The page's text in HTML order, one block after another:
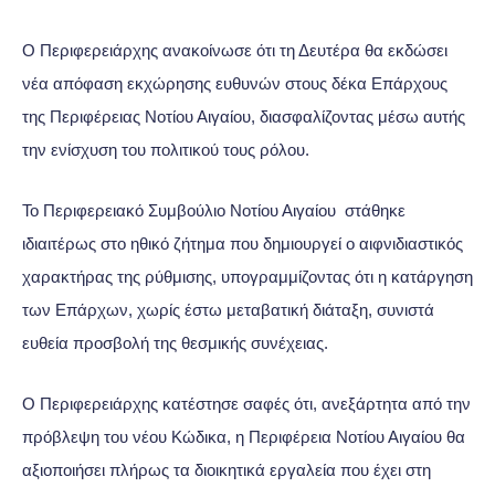
Ο Περιφερειάρχης ανακοίνωσε ότι τη Δευτέρα θα εκδώσει
νέα απόφαση εκχώρησης ευθυνών στους δέκα Επάρχους
της Περιφέρειας Νοτίου Αιγαίου, διασφαλίζοντας μέσω αυτής
την ενίσχυση του πολιτικού τους ρόλου.
Το Περιφερειακό Συμβούλιο Νοτίου Αιγαίου στάθηκε
ιδιαιτέρως στο ηθικό ζήτημα που δημιουργεί ο αιφνιδιαστικός
χαρακτήρας της ρύθμισης, υπογραμμίζοντας ότι η κατάργηση
των Επάρχων, χωρίς έστω μεταβατική διάταξη, συνιστά
ευθεία προσβολή της θεσμικής συνέχειας.
Ο Περιφερειάρχης κατέστησε σαφές ότι, ανεξάρτητα από την
πρόβλεψη του νέου Κώδικα, η Περιφέρεια Νοτίου Αιγαίου θα
αξιοποιήσει πλήρως τα διοικητικά εργαλεία που έχει στη